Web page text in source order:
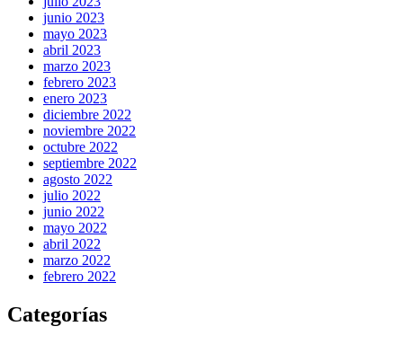
junio 2023
mayo 2023
abril 2023
marzo 2023
febrero 2023
enero 2023
diciembre 2022
noviembre 2022
octubre 2022
septiembre 2022
agosto 2022
julio 2022
junio 2022
mayo 2022
abril 2022
marzo 2022
febrero 2022
Categorías